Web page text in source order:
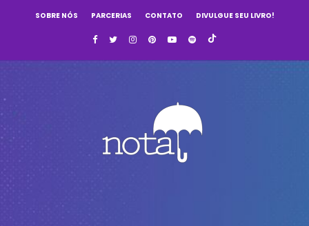
SOBRE NÓS PARCERIAS CONTATO DIVULGUE SEU LIVRO!